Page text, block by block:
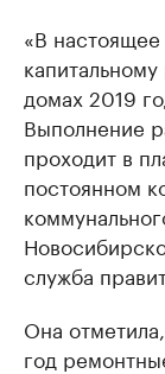
«В
домах 2019
Выполнение
проходит в
постоянном
служба
Она
год